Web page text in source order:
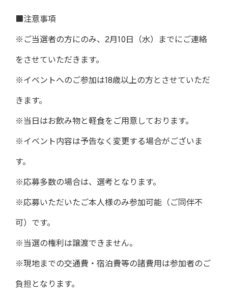
■注意事項
※ご当選者の方にのみ、2月10日（水）までにご連絡
をさせていただきます。
※イベントへのご参加は18歳以上の方とさせていただ
きます。
※当日はお飲み物と軽食をご用意しております。
※イベント内容は予告なく変更する場合がございま
す。
※応募多数の場合は、選考となります。
※応募いただいたご本人様のみ参加可能（ご同伴不
可）です。
※当選の権利は譲渡できません。
※現地までの交通費・宿泊費等の諸費用は参加者のご
負担となります。